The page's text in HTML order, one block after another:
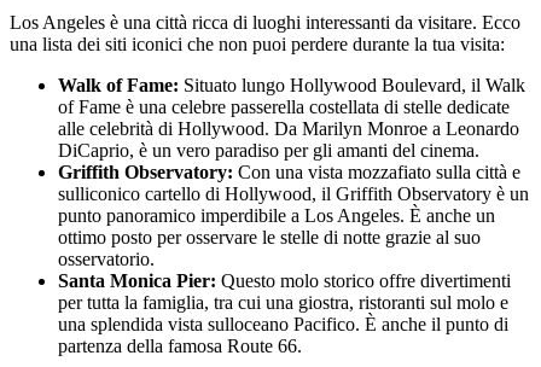
Los Angeles è una città ricca di luoghi interessanti da visitare. Ecco
una lista dei siti iconici che non puoi perdere durante la tua visita:
Walk of Fame: Situato lungo Hollywood Boulevard, il Walk
of Fame è una celebre passerella costellata di stelle dedicate
alle celebrità di Hollywood. Da Marilyn Monroe a Leonardo
DiCaprio, è un vero paradiso per gli amanti del cinema.
Griffith Observatory: Con una vista mozzafiato sulla città e
sulliconico cartello di Hollywood, il Griffith Observatory è un
punto panoramico imperdibile a Los Angeles. È anche un
ottimo posto per osservare le stelle di notte grazie al suo
osservatorio.
Santa Monica Pier: Questo molo storico offre divertimenti
per tutta la famiglia, tra cui una giostra, ristoranti sul molo e
una splendida vista sulloceano Pacifico. È anche il punto di
partenza della famosa Route 66.